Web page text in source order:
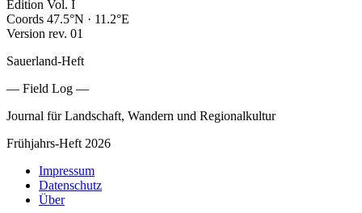
Edition Vol. I
Coords 47.5°N · 11.2°E
Version rev. 01
Sauerland-Heft
— Field Log —
Journal für Landschaft, Wandern und Regionalkultur
Frühjahrs-Heft 2026
Impressum
Datenschutz
Über